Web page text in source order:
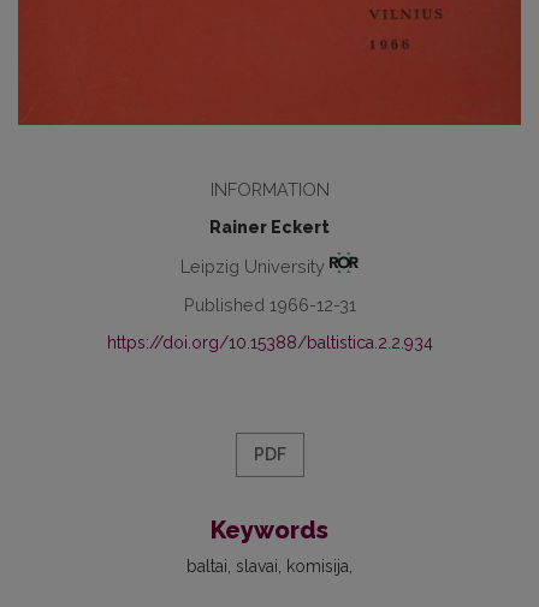
INFORMATION
Rainer Eckert
Leipzig University
Published 1966-12-31
https://doi.org/10.15388/baltistica.2.2.934
PDF
Keywords
baltai slavai komisija